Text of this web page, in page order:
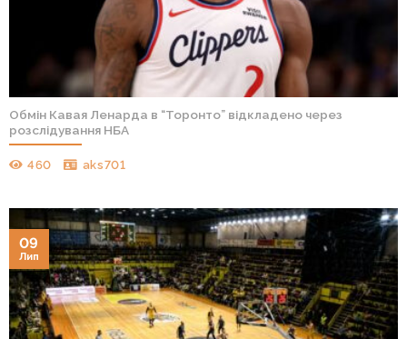
Обмін Кавая Ленарда в “Торонто” відкладено через
розслідування НБА
460 aks701
09
Лип